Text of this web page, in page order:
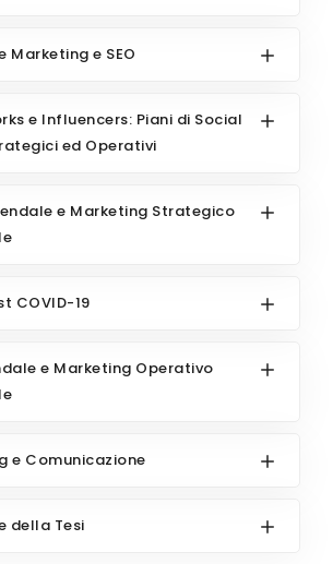
Marketing e SEO
e Influencers: Piani di Social
ed Operativi
e Marketing Strategico
COVID-19
e Marketing Operativo
e Comunicazione
della Tesi